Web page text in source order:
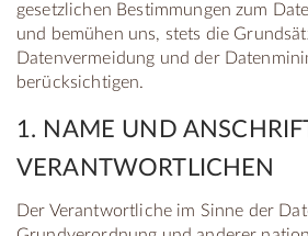
gesetzlichen Bestimmungen zum
und bemühen uns, stets die
Datenvermeidung und der
berücksichtigen.
1. NAME UND
VERANTWORTLICHEN
Der Verantwortliche im Sinne der